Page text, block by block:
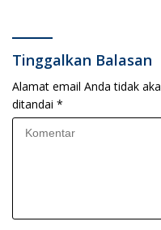
Tinggalkan Balasan
Alamat email Anda tidak
ditandai *